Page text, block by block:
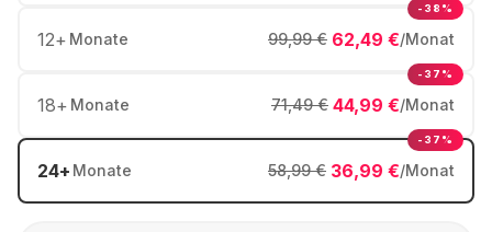
12+ Monate 62,49 €/Monat
99,99 €
-38%
18+ Monate 44,99 €/Monat
71,49 €
-37%
24+ Monate 36,99 €/Monat
58,99 €
-37%